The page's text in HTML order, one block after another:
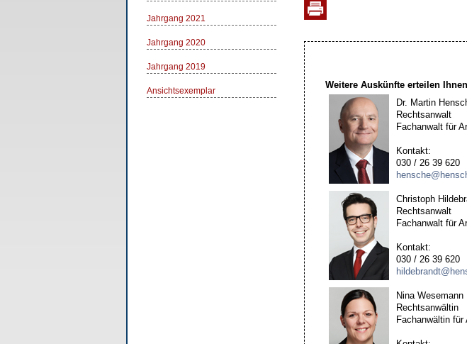
Jahrgang 2021
Jahrgang 2020
Jahrgang 2019
Ansichtsexemplar
Weitere Auskünfte erteilen
Dr. Martin
Rechtsanwalt
Fachanwalt für
Kontakt:
030 / 26 39 620
Christoph
Rechtsanwalt
Fachanwalt für
Kontakt:
030 / 26 39 620
Nina Wesemann
Rechtsanwältin
Fachanwältin für